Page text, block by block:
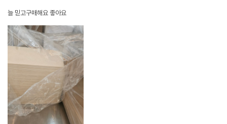
늘 믿고구매해요 좋아요